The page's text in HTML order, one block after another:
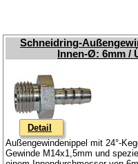
Schneidring-
Innen-Ø: 6mm /
Detail
Außengewindenippel mit 24°-
Gewinde M14x1,5mm und